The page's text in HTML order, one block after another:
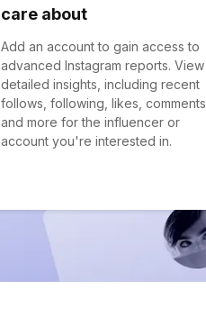
care about
Add an account to gain access to
advanced Instagram reports. View
detailed insights, including recent
follows, following, likes, comments,
and more for the influencer or
account you're interested in.